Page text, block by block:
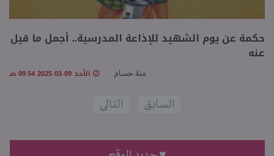
حكمة عن يوم الشهيد للإذاعة المدرسية.. أجمل ما قيل
عنه
منة حسام الأحد 09-03-2025 09:54 صـ
السابق التالى